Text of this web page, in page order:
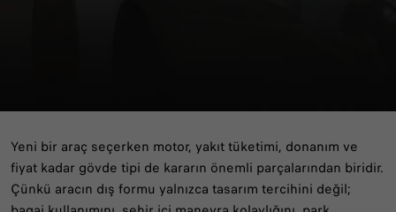
Yeni bir araç seçerken motor, yakıt tüketimi, donanım ve
fiyat kadar gövde tipi de kararın önemli parçalarından biridir.
Çünkü aracın dış formu yalnızca tasarım tercihini değil;